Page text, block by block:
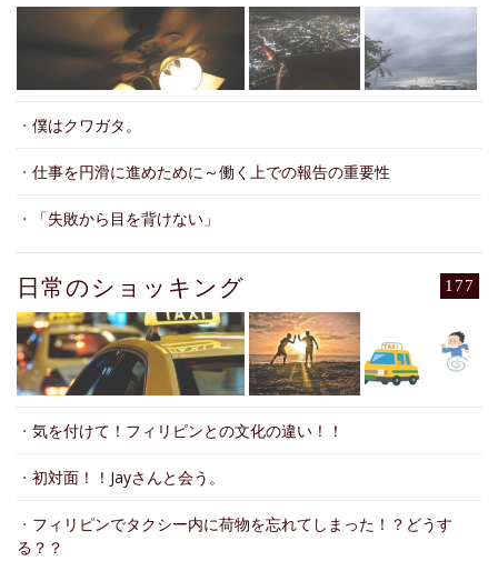
・ 僕はクワガタ。
・ 仕事を円滑に進めために～働く上での報告の重要性
・ 「失敗から目を背けない」
177
日常のショッキング
・ 気を付けて！フィリピンとの文化の違い！！
・ 初対面！！Jayさんと会う。
・ フィリピンでタクシー内に荷物を忘れてしまった！？どうす
る？？